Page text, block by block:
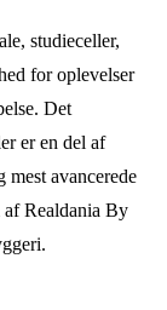
studieceller,
for oplevelser
Det
er en del af
avancerede
Realdania By